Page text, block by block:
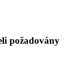
požadovány